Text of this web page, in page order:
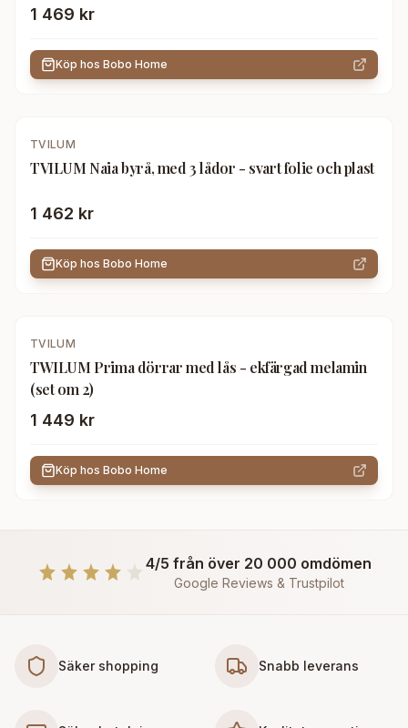
1 469 kr
Köp hos Bobo Home
TVILUM
TVILUM Naia byrå, med 3 lådor - svart folie och plast
1 462 kr
Köp hos Bobo Home
TVILUM
TWILUM Prima dörrar med lås - ekfärgad melamin
(set om 2)
1 449 kr
Köp hos Bobo Home
4/5 från över 20 000 omdömen
Google Reviews & Trustpilot
Säker shopping Snabb leverans